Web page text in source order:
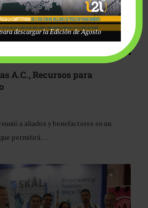
A.C., Recursos para
a aliados y benefactores en un
permitirá …
descargar la Edición de Agosto